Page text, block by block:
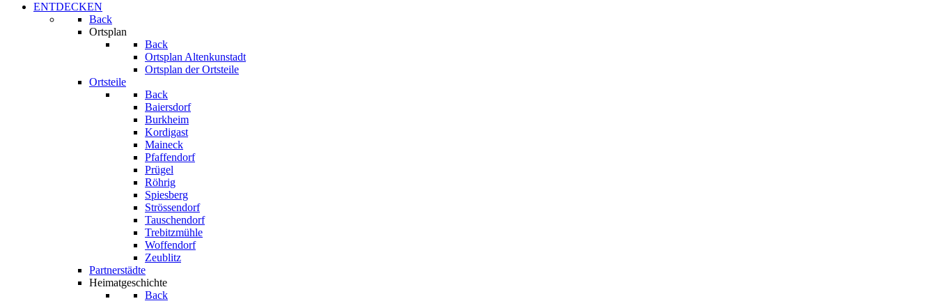
ENTDECKEN
Back
Ortsplan
Back
Ortsplan Altenkunstadt
Ortsplan der Ortsteile
Ortsteile
Back
Baiersdorf
Burkheim
Kordigast
Maineck
Pfaffendorf
Prügel
Röhrig
Spiesberg
Strössendorf
Tauschendorf
Trebitzmühle
Woffendorf
Zeublitz
Partnerstädte
Heimatgeschichte
Back